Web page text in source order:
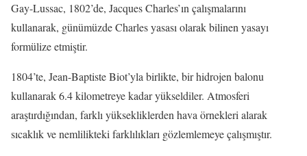
Gay-Lussac, 1802’de, Jacques Charles’ın çalışmalarını
kullanarak, günümüzde Charles yasası olarak bilinen yasayı
formülize etmiştir.
1804’te, Jean-Baptiste Biot’yla birlikte, bir hidrojen balonu
kullanarak 6.4 kilometreye kadar yükseldiler. Atmosferi
araştırdığından, farklı yüksekliklerden hava örnekleri alarak
sıcaklık ve nemlilikteki farklılıkları gözlemlemeye çalışmıştır.